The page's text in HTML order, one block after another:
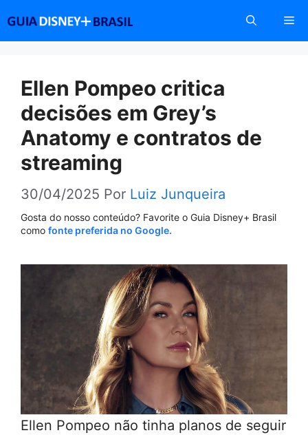
conteúdo
Ellen Pompeo critica
decisões em Grey’s
Anatomy e contratos de
streaming
30/04/2025 Por Luiz Junqueira
Gosta do nosso conteúdo? Favorite o Guia Disney+ Brasil
como fonte preferida no Google.
Ellen Pompeo não tinha planos de seguir